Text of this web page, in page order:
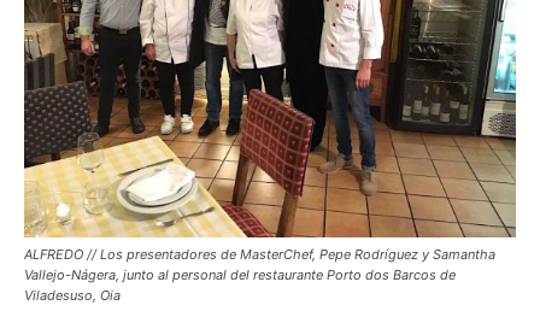
ALFREDO // Los presentadores de MasterChef, Pepe Rodríguez y Samantha
Vallejo-Nágera, junto al personal del restaurante Porto dos Barcos de
Viladesuso, Oia